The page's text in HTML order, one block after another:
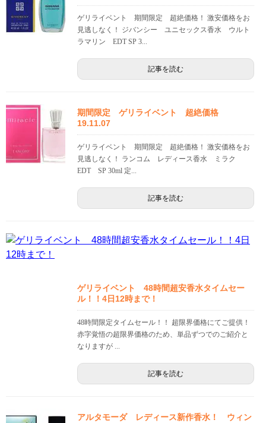
ゲリライベント 期間限定 超絶価格！ 激安価格をお
見逃しなく！ ジバンシー ユニセックス香水 ウルト
ラマリン EDT SP 3...
記事を読む
期間限定 ゲリライベント 超絶価格
19.11.07
ゲリライベント 期間限定 超絶価格！ 激安価格をお
見逃しなく！ ランコム レディース香水 ミラク
EDT SP 30ml 定...
記事を読む
ゲリライベント 48時間超安香水タイムセー
ル！！4日12時まで！
48時間限定タイムセール！！ 超限界価格にてご提供！
赤字覚悟の超限界価格のため、単品ずつでのご紹介と
なりますが ...
記事を読む
アルタモーダ レディース新作香水！ ウィン